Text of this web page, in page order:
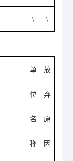
\ \
单
位
名
称
放
弃
原
因